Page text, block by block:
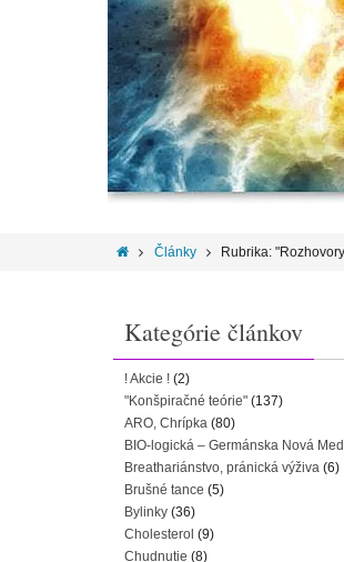
Články Rubrika:
Kategórie článkov
! Akcie ! (2)
"Konšpiračné teórie" (137)
ARO, Chrípka (80)
BIO-logická – Germánska Nová
Breathariánstvo, pránická výživa (6)
Brušné tance (5)
Bylinky (36)
Cholesterol (9)
Chudnutie (8)